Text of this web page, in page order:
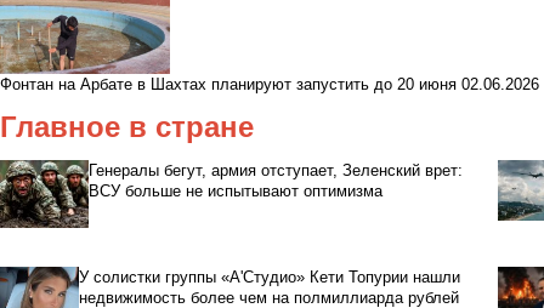
Фонтан на Арбате в Шахтах планируют запустить до 20 июня 02.06.2026
Главное в стране
Генералы бегут, армия отступает, Зеленский врет:
ВСУ больше не испытывают оптимизма
У солистки группы «А'Студио» Кети Топурии нашли
недвижимость более чем на полмиллиарда рублей